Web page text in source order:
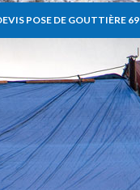
POSE DE GOUTTIÈRE 69